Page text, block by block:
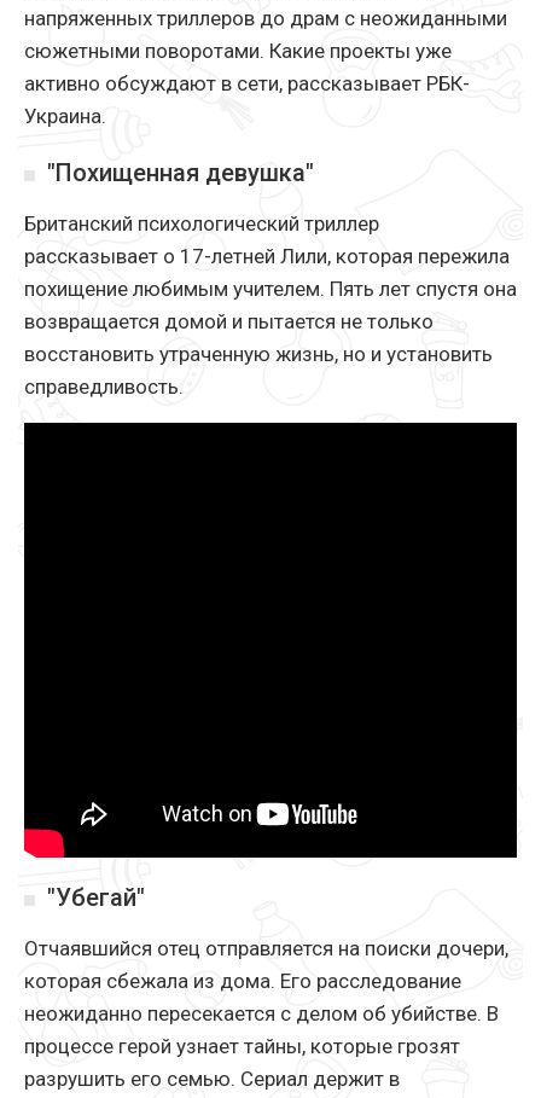
напряженных триллеров до драм с неожиданными
сюжетными поворотами. Какие проекты уже
активно обсуждают в сети, рассказывает РБК-
Украина.
"Похищенная девушка"
Британский психологический триллер
рассказывает о 17-летней Лили, которая пережила
похищение любимым учителем. Пять лет спустя она
возвращается домой и пытается не только
восстановить утраченную жизнь, но и установить
справедливость.
"Убегай"
Отчаявшийся отец отправляется на поиски дочери,
которая сбежала из дома. Его расследование
неожиданно пересекается с делом об убийстве. В
процессе герой узнает тайны, которые грозят
разрушить его семью. Сериал держит в